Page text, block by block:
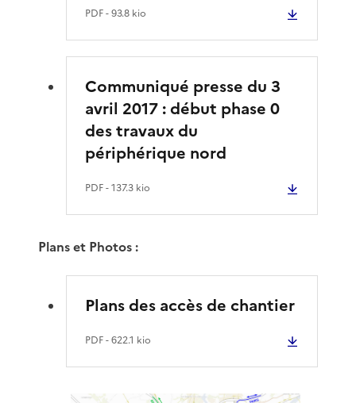
PDF- 93.8 kio
Communiqué presse du 3
avril 2017 : début phase 0
des travaux du
périphérique nord
PDF- 137.3 kio
Plans et Photos :
Plans des accès de chantier
PDF- 622.1 kio